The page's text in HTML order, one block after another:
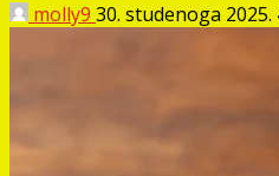
molly9 30. studenoga 2025.